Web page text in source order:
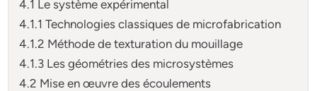
4.1 Le système expérimental
4.1.1 Technologies classiques de microfabrication
4.1.2 Méthode de texturation du mouillage
4.1.3 Les géométries des microsystèmes
4.2 Mise en œuvre des écoulements